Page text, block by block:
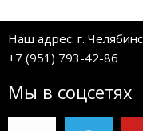
Наш адрес: г.
+7 (951) 793-42-86
Мы в соцсетях